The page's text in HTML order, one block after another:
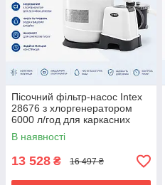
Пісочний фільтр-насос Intex
28676 з хлоргенератором
6000 л/год для каркасних
басейнів до 35000 л
В наявності
13 528 ₴ 16 497 ₴